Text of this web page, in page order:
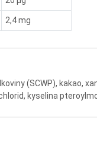
2,4 mg
(SCWP), kakao,
kyselina